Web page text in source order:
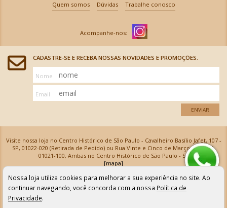
Quem somos Dúvidas Trabalhe conosco
CADASTRE-SE E RECEBA NOSSAS NOVIDADES E PROMOÇÕES.
Nome
Email
ENVIAR
Visite nossa loja no Centro Histórico de São Paulo - Cavalheiro Basílio Jafet, 107 -
SP, 01022-020 (Retirada de Pedido) ou Rua Vinte e Cinco de Março, 576 - SP,
01021-100, Ambas no Centro Histórico de São Paulo - SP
[mapa]
Armarinhos Santa Cecília Ltda | CNPJ: 61.069.639/0001-18
Os preços e as condições de pagamento apresentadas na loja virtual não valem para nossa loja física e
podem sofrer alterações sem aviso prévio. Vendas com cartão de crédito sujeitas a análise e
confirmação de dados.
Nossa loja utiliza cookies para melhorar a sua experiência no site. Ao
continuar navegando, você concorda com a nossa Política de
Privacidade.